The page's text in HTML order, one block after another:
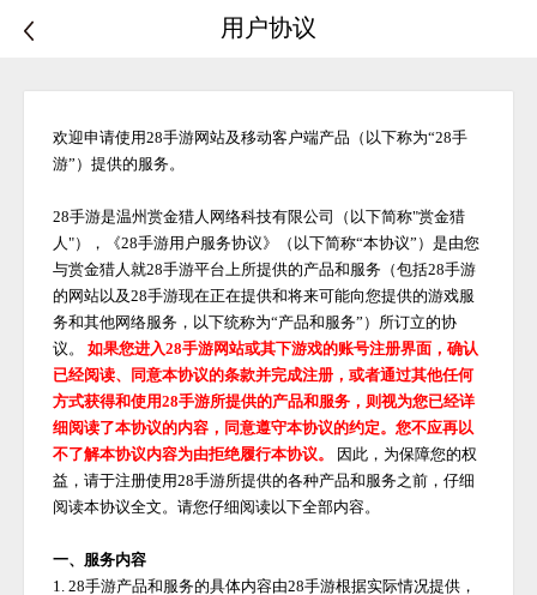
用户协议
欢迎申请使用28手游网站及移动客户端产品（以下称为“28手
游”）提供的服务。
28手游是温州赏金猎人网络科技有限公司（以下简称"赏金猎
人"），《28手游用户服务协议》（以下简称“本协议”）是由您
与赏金猎人就28手游平台上所提供的产品和服务（包括28手游
的网站以及28手游现在正在提供和将来可能向您提供的游戏服
务和其他网络服务，以下统称为“产品和服务”）所订立的协
议。
如果您进入28手游网站或其下游戏的账号注册界面，确认
已经阅读、同意本协议的条款并完成注册，或者通过其他任何
方式获得和使用28手游所提供的产品和服务，则视为您已经详
细阅读了本协议的内容，同意遵守本协议的约定。您不应再以
不了解本协议内容为由拒绝履行本协议。
因此，为保障您的权
益，请于注册使用28手游所提供的各种产品和服务之前，仔细
阅读本协议全文。请您仔细阅读以下全部内容。
一、服务内容
1. 28手游产品和服务的具体内容由28手游根据实际情况提供，